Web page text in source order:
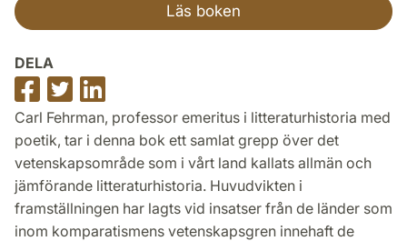
Läs boken
DELA
Dela
på
Facebook
Dela
på
Twitter
på
LinkedIn
Carl Fehrman, professor emeritus i litteraturhistoria med
poetik, tar i denna bok ett samlat grepp över det
vetenskapsområde som i vårt land kallats allmän och
jämförande litteraturhistoria. Huvudvikten i
framställningen har lagts vid insatser från de länder som
inom komparatismens vetenskapsgren innehaft de